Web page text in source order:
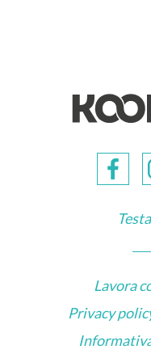
Lavora
Privacy